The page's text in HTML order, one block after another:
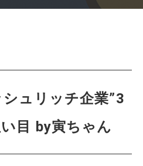
シュリッチ企業”3
目 by寅ちゃん